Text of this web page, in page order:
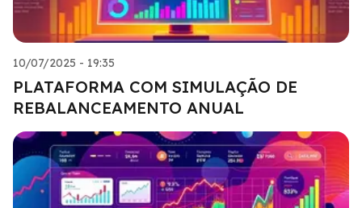
10/07/2025 - 19:35
PLATAFORMA COM SIMULAÇÃO DE
REBALANCEAMENTO ANUAL